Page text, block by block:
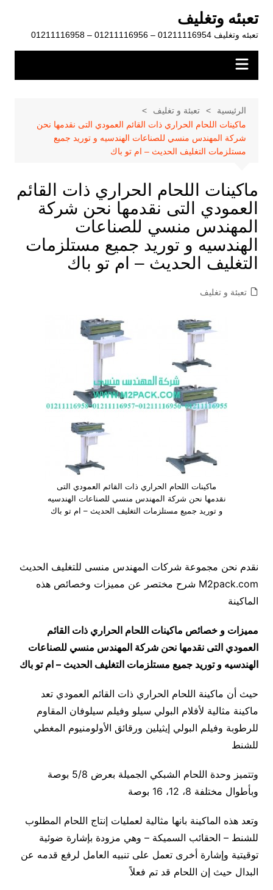
المحتوى
تعبئه وتغليف
تعبئه وتغليف 01211116954 – 01211116956 – 01211116958
الرئيسية
تعبئة و تغليف
ماكينات اللحام الحراري ذات القائم العمودي التى نقدمها نحن
شركة المهندس منسي للصناعات الهندسيه و توريد جميع
مستلزمات التغليف الحديث – ام تو باك
ماكينات اللحام الحراري ذات القائم
العمودي التى نقدمها نحن شركة
المهندس منسي للصناعات
الهندسيه و توريد جميع مستلزمات
التغليف الحديث – ام تو باك
تعبئة و تغليف
ماكينات اللحام الحراري ذات القائم العمودي التى
نقدمها نحن شركة المهندس منسي للصناعات الهندسيه
و توريد جميع مستلزمات التغليف الحديث – ام تو باك
نقدم نحن مجموعة شركات المهندس منسى للتغليف الحديث
M2pack.com شرح مختصر عن مميزات وخصائص هذه
الماكينة
مميزات و خصائص ماكينات اللحام الحراري ذات القائم
العمودي التى نقدمها نحن شركة المهندس منسي للصناعات
الهندسيه و توريد جميع مستلزمات التغليف الحديث – ام تو باك
حيث أن ماكينة اللحام الحراري ذات القائم العمودي تعد
ماكينة مثالية لأفلام البولي سيلو وفيلم سيلوفان المقاوم
للرطوبة وفيلم البولي إيثيلين ورقائق الأولومنيوم المغطي
للشنط
وتتميز وحدة اللحام الشبكي الجميلة بعرض 5/8 بوصة
وبأطوال مختلفة 8، 12، 16 بوصة
وتعد هذه الماكينة بانها مثالية لعمليات إنتاج اللحام المطلوب
للشنط – الحقائب السميكة – وهي مزودة بإشارة ضوئية
توقيتية وإشارة أخرى تعمل على تنبيه العامل لرفع قدمه عن
البدال حيث إن اللحام قد تم فعلاً